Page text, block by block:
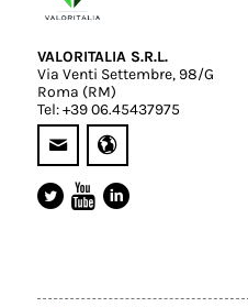
VALORITALIA S.R.L.
Via Venti Settembre, 98/G
Roma (RM)
Tel: +39 06.45437975